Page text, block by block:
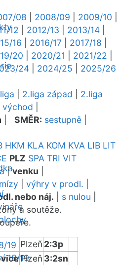
19
18/19
08 2008/09 2009/10
12 2012/13 2013/14
16 2016/17 2017/18
20 2020/21 2021/22
24 2024/25
2025/26
2.liga západ
2.liga
východ
SMĚR: sestupně
HKM KLA KOM KVA LIB LIT
PLZ SPA TRI VIT
|venku
výhry v prodl.
nebo náj. s nulou
a soutěže.
Plzeň 2:3p
Plzeň 3:2sn